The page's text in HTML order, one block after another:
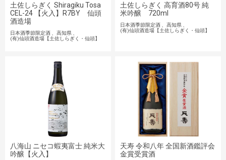
土佐しらぎく Shiragiku Tosa
CEL-24 【火入】R7BY 仙頭
酒造場
日本酒季節限定酒
高知県
(有)仙頭酒造場【土佐しらぎく・仙頭】
土佐しらぎく 高育酒80号 純
米吟醸 720ml
日本酒季節限定酒
高知県
(有)仙頭酒造場【土佐しらぎく・仙頭】
八海山 ニセコ蝦夷富士 純米大
吟醸【火入】
天寿 令和八年 全国新酒鑑評会
金賞受賞酒